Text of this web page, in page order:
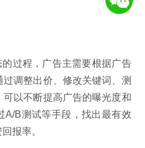
过程，广告主需要根据广告
调整出价、修改关键词、测
以不断提高广告的曝光度和
A/B测试等手段，找出最有效
报率。